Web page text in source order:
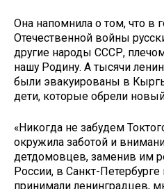
Она напомнила о том, что в
Отечественной войны
другие народы СССР,
нашу Родину. А тысячи
были эвакуированы в
дети, которые обрели
«Никогда не забудем
окружила заботой и
детдомовцев, заменив им
России, в Санкт-
принимали ленинградцев,